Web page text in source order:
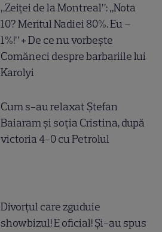
„Zeiței de la Montreal”: „Nota
10? Meritul Nadiei 80%. Eu –
1%!” + De ce nu vorbește
Comăneci despre barbariile lui
Karolyi
Cum s-au relaxat Ștefan
Baiaram și soția Cristina, după
victoria 4-0 cu Petrolul
Divorțul care zguduie
showbizul! E oficial! Și-au spus